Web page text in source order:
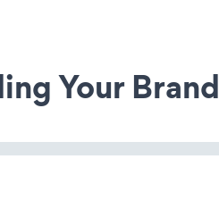
Your Brand